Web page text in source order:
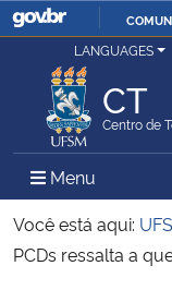
Ministério da Justiça e
Ministério da Defesa
Ministério das Relações
LANGUAGES
CT
Centro de
Menu Menu
Você está aqui:
PCDs ressalta a